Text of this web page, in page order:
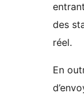
des
réel.
En